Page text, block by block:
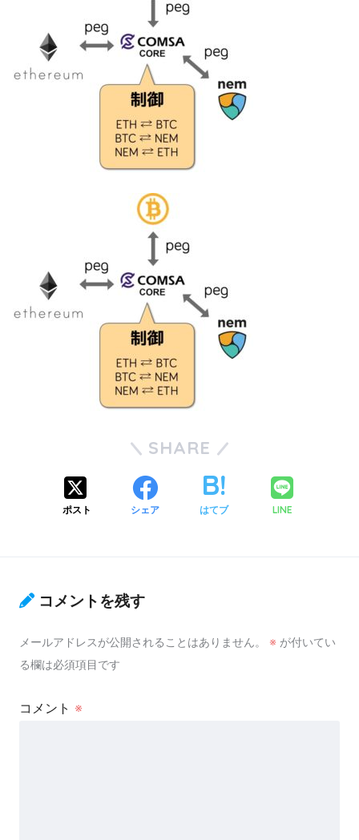
SHARE
ポスト シェア はてブ LINE
コメントを残す
メールアドレスが公開されることはありません。 ※ が付いてい
る欄は必須項目です
コメント ※